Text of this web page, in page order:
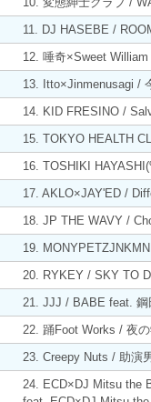
11. DJ HASEBE /
12. 唾奇×Sweet
13. Itto×Jinmenusagi /
14. KID FRESINO /
15. TOKYO HEALTH
16. TOSHIKI
17. AKLO×JAY'ED /
18. JP THE WAVY /
19.
20. RYKEY / SKY TO
21. JJJ / BABE feat. 鋼
22. 踊Foot Works / 夜
23. Creepy Nuts / 助演
24. ECD×DJ Mitsu the